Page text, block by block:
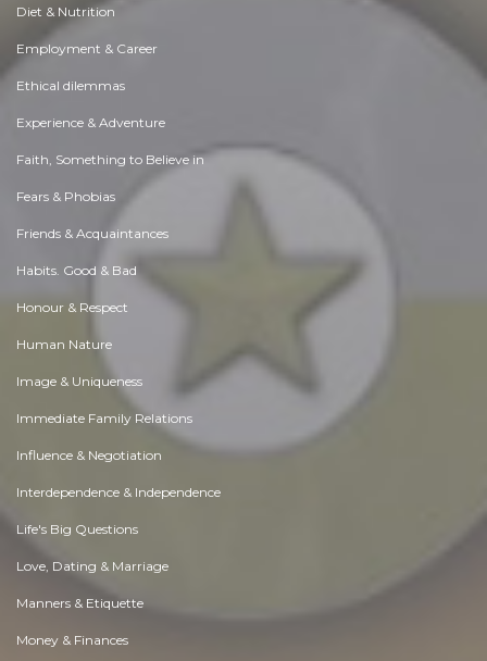
Diet & Nutrition
Employment & Career
Ethical dilemmas
Experience & Adventure
Faith, Something to Believe in
Fears & Phobias
Friends & Acquaintances
Habits. Good & Bad
Honour & Respect
Human Nature
Image & Uniqueness
Immediate Family Relations
Influence & Negotiation
Interdependence & Independence
Life's Big Questions
Love, Dating & Marriage
Manners & Etiquette
Money & Finances